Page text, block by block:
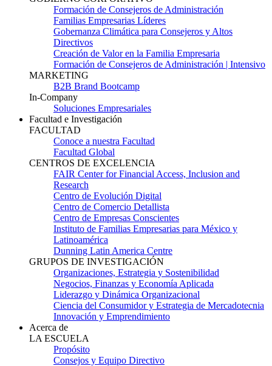
Formación de Consejeros de Administración
Familias Empresarias Líderes
Gobernanza Climática para Consejeros y Altos
Directivos
Creación de Valor en la Familia Empresaria
Formación de Consejeros de Administración | Intensivo
MARKETING
B2B Brand Bootcamp
In-Company
Soluciones Empresariales
Facultad e Investigación
FACULTAD
Conoce a nuestra Facultad
Facultad Global
CENTROS DE EXCELENCIA
FAIR Center for Financial Access, Inclusion and
Research
Centro de Evolución Digital
Centro de Comercio Detallista
Centro de Empresas Conscientes
Instituto de Familias Empresarias para México y
Latinoamérica
Dunning Latin America Centre
GRUPOS DE INVESTIGACIÓN
Organizaciones, Estrategia y Sostenibilidad
Negocios, Finanzas y Economía Aplicada
Liderazgo y Dinámica Organizacional
Ciencia del Consumidor y Estrategia de Mercadotecnia
Innovación y Emprendimiento
Acerca de
LA ESCUELA
Propósito
Consejos y Equipo Directivo